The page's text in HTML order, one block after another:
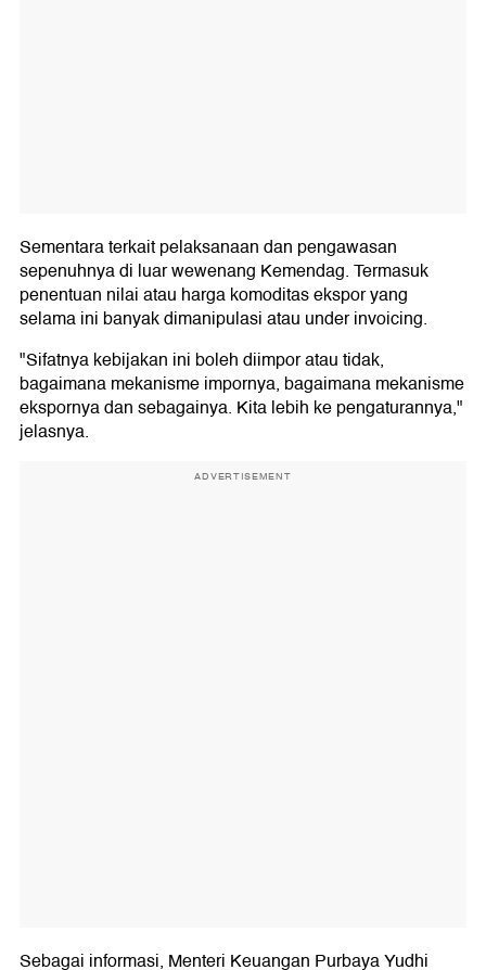
Sementara terkait pelaksanaan dan pengawasan
sepenuhnya di luar wewenang Kemendag. Termasuk
penentuan nilai atau harga komoditas ekspor yang
selama ini banyak dimanipulasi atau under invoicing.
"Sifatnya kebijakan ini boleh diimpor atau tidak,
bagaimana mekanisme impornya, bagaimana mekanisme
ekspornya dan sebagainya. Kita lebih ke pengaturannya,"
jelasnya.
ADVERTISEMENT
Sebagai informasi, Menteri Keuangan Purbaya Yudhi